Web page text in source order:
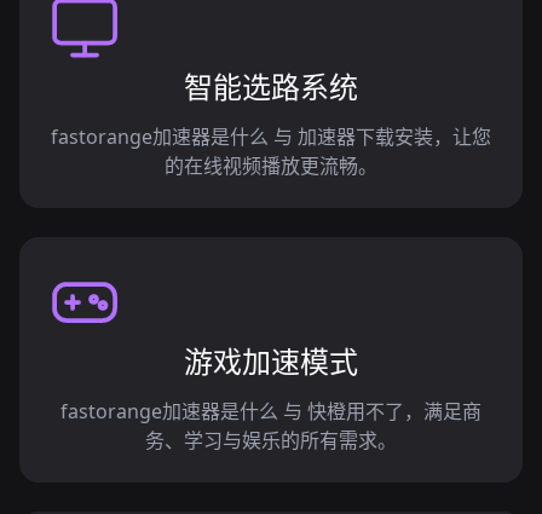
智能选路系统
fastorange加速器是什么 与 加速器下载安装，让您
的在线视频播放更流畅。
游戏加速模式
fastorange加速器是什么 与 快橙用不了，满足商
务、学习与娱乐的所有需求。